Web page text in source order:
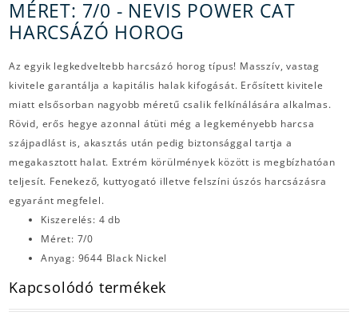
MÉRET: 7/0 - NEVIS POWER CAT
HARCSÁZÓ HOROG
Az egyik legkedveltebb harcsázó horog típus! Masszív, vastag
kivitele garantálja a kapitális halak kifogását. Erősített kivitele
miatt elsősorban nagyobb méretű csalik felkínálására alkalmas.
Rövid, erős hegye azonnal átüti még a legkeményebb harcsa
szájpadlást is, akasztás után pedig biztonsággal tartja a
megakasztott halat. Extrém körülmények között is megbízhatóan
teljesít. Fenekező, kuttyogató illetve felszíni úszós harcsázásra
egyaránt megfelel.
Kiszerelés: 4 db
Méret: 7/0
Anyag: 9644 Black Nickel
Kapcsolódó termékek